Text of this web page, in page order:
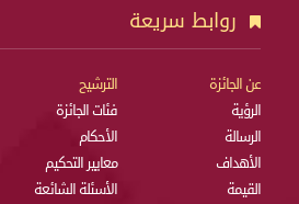
روابط سريعة
عن الجائزة
الرؤية
الرسالة
الأهداف
القيمة
الترشيح
فئات الجائزة
الأحكام
معايير التحكيم
الأسئلة الشائعة